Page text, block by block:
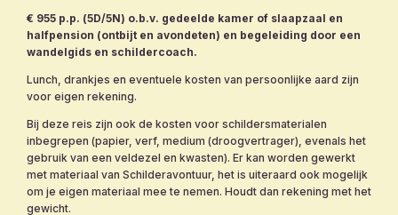
€ 955 p.p. (5D/5N) o.b.v. gedeelde kamer of slaapzaal en
halfpension (ontbijt en avondeten) en begeleiding door een
wandelgids en schildercoach.
Lunch, drankjes en eventuele kosten van persoonlijke aard zijn
voor eigen rekening.
Bij deze reis zijn ook de kosten voor schildersmaterialen
inbegrepen (papier, verf, medium (droogvertrager), evenals het
gebruik van een veldezel en kwasten). Er kan worden gewerkt
met materiaal van Schilderavontuur, het is uiteraard ook mogelijk
om je eigen materiaal mee te nemen. Houdt dan rekening met het
gewicht.